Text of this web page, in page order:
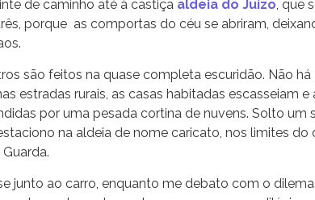
de caminho até à castiça aldeia do Juízo, que
porque as comportas do céu se abriram,
são feitos na quase completa escuridão. Não há
estradas rurais, as casas habitadas escasseiam e
por uma pesada cortina de nuvens. Solto um
na aldeia de nome caricato, nos limites do
junto ao carro, enquanto me debato com o dilema